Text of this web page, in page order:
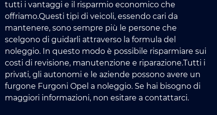
tutti i vantaggi e il risparmio economico che
offriamo.Questi tipi di veicoli, essendo cari da
mantenere, sono sempre più le persone che
scelgono di guidarli attraverso la formula del
noleggio. In questo modo è possibile risparmiare sui
costi di revisione, manutenzione e riparazione.Tutti i
privati, gli autonomi e le aziende possono avere un
furgone Furgoni Opel a noleggio. Se hai bisogno di
maggiori informazioni, non esitare a contattarci.